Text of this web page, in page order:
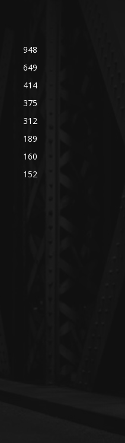
948
649
414
375
312
189
160
152